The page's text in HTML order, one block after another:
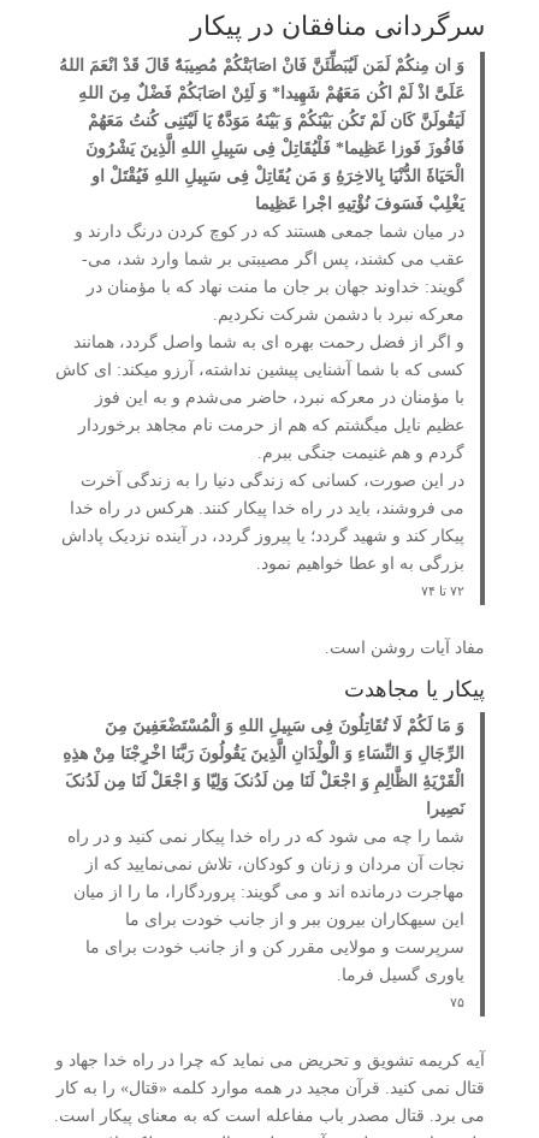
سرگردانی منافقان در پیکار
وَ ان مِنکُمْ لَمَن لَیُبَطِّئَنَّ فَانْ اصَابَتْکُمْ مُصِیبَۀٌ قَالَ قَدْ انْعَمَ اللهُ
عَلَیَّ اذْ لَمْ اکُن مَعَهُمْ شَهِیدا* وَ لَئِنْ اصَابَکُمْ فَضْلٌ مِنَ اللهِ
لَیَقُولَنَّ کَان لَمْ تَکُن بَیْنَکُمْ وَ بَیْنَهُ مَوَدَّۀٌ یَا لَیْتَنِی کُنتُ مَعَهُمْ
فَافُوزَ فَوزا عَظِیما* فَلْیُقَاتِلْ فِی سَبِیلِ اللهِ الَّذِینَ یَشْرُونَ
الْحَیَاۀَ الدُّنْیَا بِالاخِرَۀِ وَ مَن یُقَاتِلْ فِی سَبِیلِ اللهِ فَیُقْتَلْ او
یَغْلِبْ فَسَوفَ نُؤْتِیهِ اجْرا عَظِیما
در میان شما جمعی هستند که در کوچ کردن درنگ دارند و
عقب می­ کشند، پس اگر مصیبتی بر شما وارد شد، می­
گویند: خداوند جهان بر جان ما منت نهاد که با مؤمنان در
معرکه نبرد با دشمن شرکت نکردیم.
و اگر از فضل رحمت بهره ­ای به شما واصل گردد، همانند
کسی که با شما آشنایی پیشین نداشته، آرزو می­کند: ای کاش
با مؤمنان در معرکه نبرد، حاضر می‌شدم و به این فوز
عظیم نایل می­گشتم که هم از حرمت نام مجاهد برخوردار
گردم و هم غنیمت جنگی ببرم.
در این صورت، کسانی که زندگی دنیا را به زندگی آخرت
می­ فروشند، باید در راه خدا پیکار کنند. هرکس در راه خدا
پیکار کند و شهید گردد؛ یا پیروز گردد، در آینده نزدیک پاداش
بزرگی به او عطا خواهیم نمود.
۷۲ تا ۷۴
مفاد آیات روشن است.
پیکار یا مجاهدت
وَ مَا لَکُمْ لَا تُقَاتِلُونَ فِی سَبِیلِ اللهِ وَ الْمُسْتَضْعَفِینَ مِنَ
الرِّجَالِ وَ النِّسَاءِ وَ الْولِْدَانِ الَّذِینَ یَقُولُونَ رَبَّنَا اخْرِجْنَا مِنْ هذِهِ
الْقَرْیَۀِ الظَّالِمِ وَ اجْعَلْ لَنَا مِن لَدُنکَ وَلِیّا وَ اجْعَلْ لَنَا مِن لَدُنکَ
نَصِیرا
شما را چه می­ شود که در راه خدا پیکار نمی­ کنید و در راه
نجات آن مردان و زنان و کودکان، تلاش نمی‌نمایید که از
مهاجرت درمانده ­­اند و می ­گویند: پروردگارا، ما را از میان
این سیه­کاران بیرون ببر و از جانب خودت برای ما
سرپرست و مولایی مقرر کن و از جانب خودت برای ما
یاوری گسیل فرما.
۷۵
آیه کریمه تشویق و تحریض می نماید که چرا در راه خدا جهاد و
قتال نمی کنید. قرآن مجید در همه موارد کلمه «قتال» را به کار
می برد. قتال مصدر باب مفاعله است که به معنای پیکار است.